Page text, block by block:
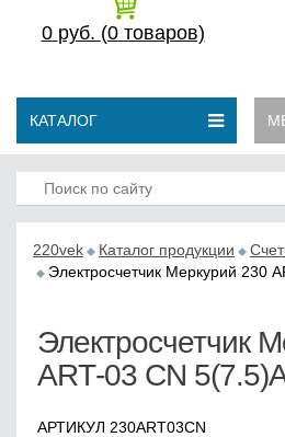
0 руб. (0 товаров)
КАТАЛОГ
220vek Каталог продукции
Электросчетчик Меркурий 230
Электросчетчик
АRТ-03 CN
АРТИКУЛ 230ART03CN